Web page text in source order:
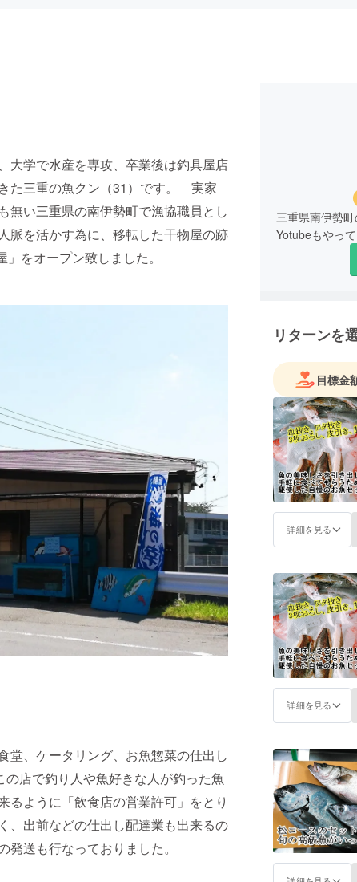
大学で水産を専攻、卒業後は釣具屋店
た三重の魚クン（31）です。 実家
無い三重県の南伊勢町で漁協職員とし
脈を活かす為に、移転した干物屋の跡
をオープン致しました。
堂、ケータリング、お魚惣菜の仕出し
店で釣り人や魚好きな人が釣った魚
るように「飲食店の営業許可」をとり
、出前などの仕出し配達業も出来るの
送も行なっておりました。
三重県南伊勢
Yotubeもやっ
リターンを
目標金
詳細を見る
詳細を見る